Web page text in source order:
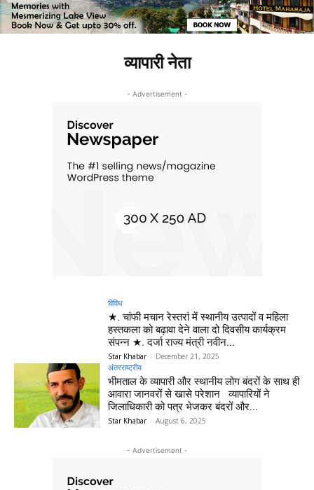
व्यापारी नेता
- Advertisement -
विविध
★. चांफी मचान रेस्तरां में स्थानीय उत्पादों व महिला
हस्तकला को बढ़ावा देने वाला दो दिवसीय कार्यक्रम
संपन्न ★. दर्जा राज्य मंत्री नवीन...
Star Khabar - December 21, 2025
अंतरराष्ट्रीय
भीमताल के व्यापारी और स्थानीय लोग बंदरों के साथ ही
आवारा जानवरों से खासे परेशान व्यापारियों ने
जिलाधिकारी को पत्र भेजकर बंदरों और...
Star Khabar - August 6, 2025
- Advertisement -